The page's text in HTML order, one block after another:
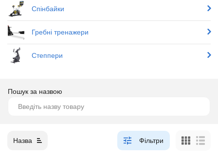
Спінбайки
Гребні тренажери
Степпери
Пошук за назвою
Назва Фільтри